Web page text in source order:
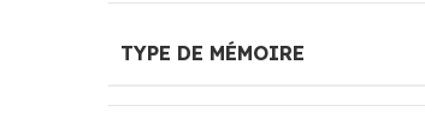
TYPE DE MÉMOIRE